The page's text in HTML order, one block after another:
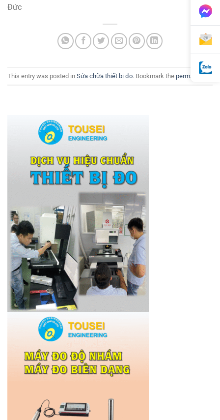
Đức
This entry was posted in Sửa chữa thiết bị đo. Bookmark the permalink.